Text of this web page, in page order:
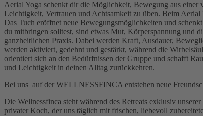
Aerial Yoga schenkt dir die Möglichkeit, Bewegung aus einer
Leichtigkeit, Vertrauen und Achtsamkeit zu üben. Beim
Das Tuch eröffnet neue Bewegungsmöglichkeiten und
du mitbringen solltest, sind etwas Mut, Körperspannung und
ganzheitlichen Praxis. Dabei werden Kraft, Ausdauer,
werden aktiviert, gedehnt und gestärkt, während die
orientiert sich an den Bedürfnissen der Gruppe und schafft
und Leichtigkeit in deinen Alltag zurückkehren.
Bei uns auf der WELLNESSFINCA entstehen neue
Die Wellnessfinca steht während des Retreats exklusiv
privater Koch, der uns täglich mit frischen, liebevoll